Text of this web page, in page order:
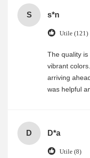
S s*n
Utile (121)
The quality
vibrant
arriving
was helpful
D D*a
Utile (8)